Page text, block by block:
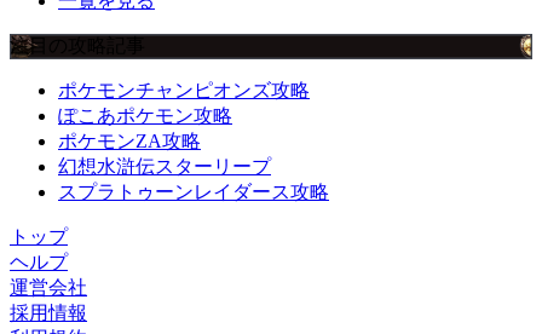
注目の攻略記事
ポケモンチャンピオンズ攻略
ぽこあポケモン攻略
ポケモンZA攻略
幻想水滸伝スターリープ
スプラトゥーンレイダース攻略
トップ
ヘルプ
運営会社
採用情報